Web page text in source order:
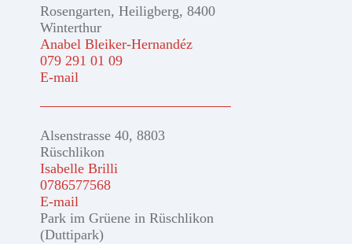
Rosengarten, Heiligberg, 8400
Winterthur
Anabel Bleiker-Hernandéz
079 291 01 09
E-mail
Alsenstrasse 40, 8803
Rüschlikon
Isabelle Brilli
0786577568
E-mail
Park im Grüene in Rüschlikon
(Duttipark)